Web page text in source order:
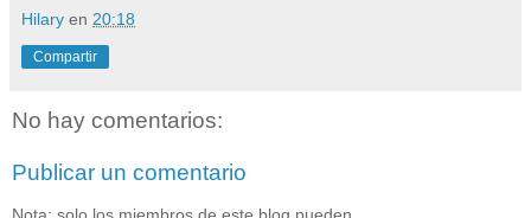
Hilary en 20:18
Compartir
No hay comentarios:
Publicar un comentario